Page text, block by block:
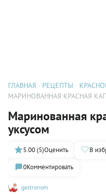
ГЛАВНАЯ РЕЦЕПТЫ
МАРИНОВАННАЯ КРАСНАЯ
Маринованная
уксусом
gastronom
5.00 (5)Оценить В
0Комментировать